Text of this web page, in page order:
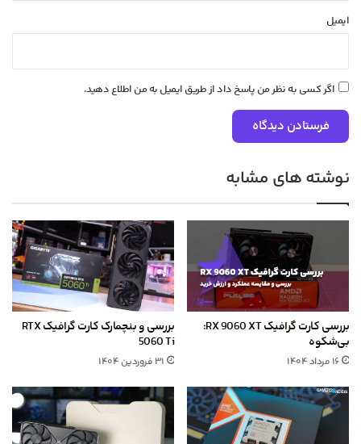
ایمیل
اگر کسی به نظر من پاسخ داد از طریق ایمیل به من اطلاع دهید.
نوشته های مشابه
بررسی کارت گرافیک RX 9060 XT:
بی‌شکوه
۱۶ مرداد ۱۴۰۴
بررسی و بنچمارک کارت گرافیک RTX
5060 Ti
۳۱ فروردین ۱۴۰۴